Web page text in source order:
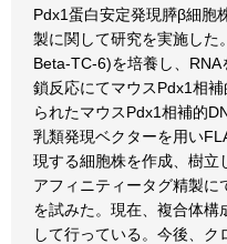
Pdx1蛋白安定発現膵β細胞
製に関して研究を実施した
Beta-TC-6)を培養し、
鎖反応にてマウスPdx1相
られたマウスPdx1相補的
乳類発現ベクターを用い
現する細胞株を作成、樹立
アフィニティータグ精製に
を試みた。現在、複合体構
して行っている。今後、